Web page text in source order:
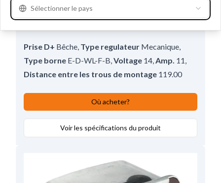
transistors
Prise D+ Bêche, Type regulateur Mecanique,
Type borne E-D-WL-F-B,Voltage 14,Amp. 11,
Distance entre les trous de montage 119.00
Où acheter?
Voir les spécifications du produit
Sélectionner le pays